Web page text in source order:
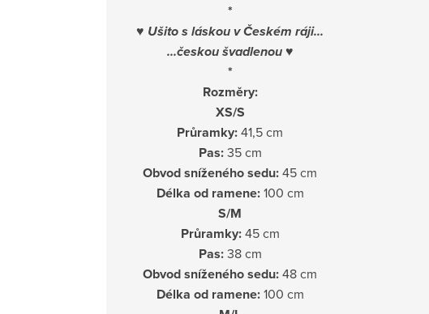
*
♥ Ušito s láskou v Českém ráji...
...českou švadlenou♥
*
Rozměry:
XS/S
Průramky:41,5 cm
Pas:35 cm
Obvod sníženého sedu:45 cm
Délka od ramene:100 cm
S/M
Průramky:45 cm
Pas:38 cm
Obvod sníženého sedu:48 cm
Délka od ramene:100 cm